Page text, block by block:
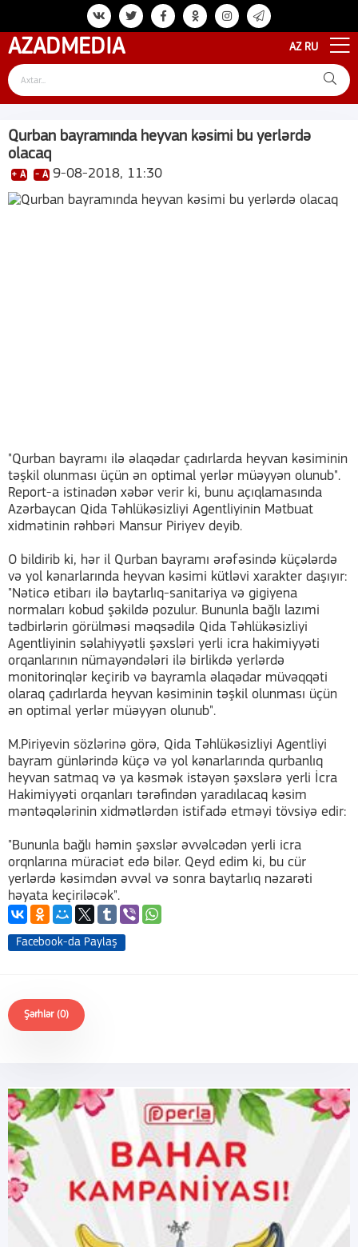
AZADMEDIA AZ RU
Qurban bayramında heyvan kəsimi bu yerlərdə
olacaq
+ A - A 9-08-2018, 11:30
"Qurban bayramı ilə əlaqədar çadırlarda heyvan kəsiminin
təşkil olunması üçün ən optimal yerlər müəyyən olunub".
Report-a istinadən xəbər verir ki, bunu açıqlamasında
Azərbaycan Qida Təhlükəsizliyi Agentliyinin Mətbuat
xidmətinin rəhbəri Mansur Piriyev deyib.
O bildirib ki, hər il Qurban bayramı ərəfəsində küçələrdə
və yol kənarlarında heyvan kəsimi kütləvi xarakter daşıyır:
"Nəticə etibarı ilə baytarlıq-sanitariya və gigiyena
normaları kobud şəkildə pozulur. Bununla bağlı lazımi
tədbirlərin görülməsi məqsədilə Qida Təhlükəsizliyi
Agentliyinin səlahiyyətli şəxsləri yerli icra hakimiyyəti
orqanlarının nümayəndələri ilə birlikdə yerlərdə
monitorinqlər keçirib və bayramla əlaqədar müvəqqəti
olaraq çadırlarda heyvan kəsiminin təşkil olunması üçün
ən optimal yerlər müəyyən olunub".
M.Piriyevin sözlərinə görə, Qida Təhlükəsizliyi Agentliyi
bayram günlərində küçə və yol kənarlarında qurbanlıq
heyvan satmaq və ya kəsmək istəyən şəxslərə yerli İcra
Hakimiyyəti orqanları tərəfindən yaradılacaq kəsim
məntəqələrinin xidmətlərdən istifadə etməyi tövsiyə edir:
"Bununla bağlı həmin şəxslər əvvəlcədən yerli icra
orqnlarına müraciət edə bilər. Qeyd edim ki, bu cür
yerlərdə kəsimdən əvvəl və sonra baytarlıq nəzarəti
həyata keçiriləcək".
Facebook-da Paylaş
Şərhlər (0)